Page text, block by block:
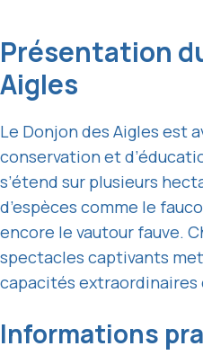
Présentation
Aigles
Le Donjon des Aigles est
conservation et
s’étend sur plusieurs
d’espèces comme le
encore le vautour fauve.
spectacles captivants
capacités extraordinaires
Informations